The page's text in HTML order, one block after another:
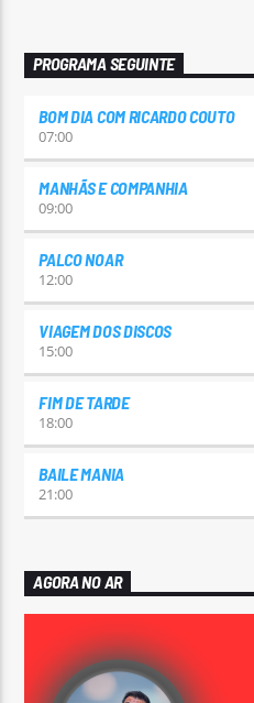
PROGRAMA SEGUINTE
BOM DIA COM RICARDO COUTO
07:00
MANHÃS E COMPANHIA
09:00
PALCO NOAR
12:00
VIAGEM DOS DISCOS
15:00
FIM DE TARDE
18:00
BAILE MANIA
21:00
AGORA NO AR